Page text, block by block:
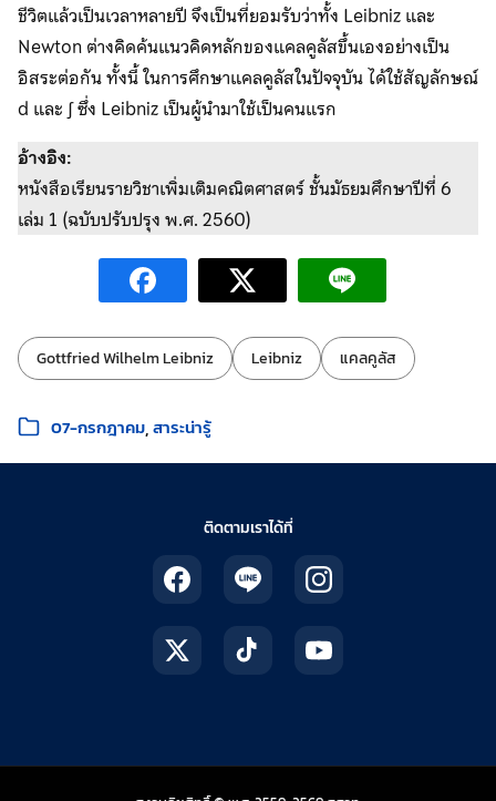
ชีวิตแล้วเป็นเวลาหลายปี จึงเป็นที่ยอมรับว่าทั้ง Leibniz และ
Newton ต่างคิดค้นแนวคิดหลักของแคลคูลัสขึ้นเองอย่างเป็น
อิสระต่อกัน ทั้งนี้ ในการศึกษาแคลคูลัสในปัจจุบัน ได้ใช้สัญลักษณ์
d และ ∫ ซึ่ง Leibniz เป็นผู้นำมาใช้เป็นคนแรก
อ้างอิง:
หนังสือเรียนรายวิชาเพิ่มเติมคณิตศาสตร์ ชั้นมัธยมศึกษาปีที่ 6
เล่ม 1 (ฉบับปรับปรุง พ.ศ. 2560)
ป้ายกำกับ:
Gottfried Wilhelm Leibniz Leibniz แคลคูลัส
หมวดหมู่:
07-กรกฎาคม สาระน่ารู้
ติดตามเราได้ที่